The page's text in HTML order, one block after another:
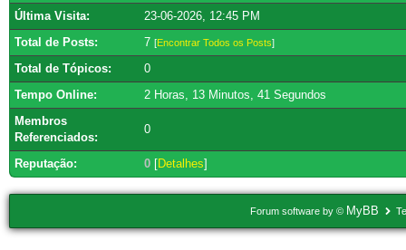
Última Visita:
23-06-2026, 12:45 PM
Total de Posts:
7 [Encontrar Todos os Posts]
Total de Tópicos:
0
Tempo Online:
2 Horas, 13 Minutos, 41 Segundos
Membros
Referenciados:
0
Reputação: 0 [Detalhes]
Forum software by © MyBB